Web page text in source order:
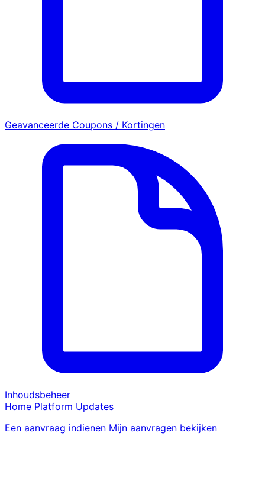
Geavanceerde Coupons / Kortingen
Inhoudsbeheer
Home Platform Updates
Een aanvraag indienen Mijn aanvragen bekijken